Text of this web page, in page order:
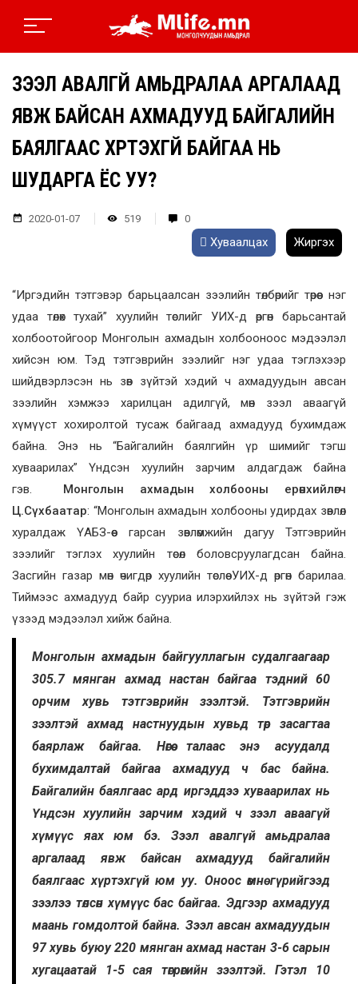
ЗЭЭЛ АВАЛГҮЙ АМЬДРАЛАА АРГАЛААД
ЯВЖ БАЙСАН АХМАДУУД БАЙГАЛИЙН
БАЯЛГААС ХҮРТЭХГҮЙ БАЙГАА НЬ
ШУДАРГА ЁС УУ?
2020-01-07 519 0
Хуваалцах Жиргэх
“Иргэдийн тэтгэвэр барьцаалсан зээлийн төлбөрийг төрөөс нэг
удаа төлөх тухай” хуулийн төслийг УИХ-д өргөн барьсантай
холбоотойгоор Монголын ахмадын холбооноос мэдээлэл
хийсэн юм. Тэд тэтгэврийн зээлийг нэг удаа тэглэхээр
шийдвэрлэсэн нь зөв зүйтэй хэдий ч ахмадуудын авсан
зээлийн хэмжээ харилцан адилгүй, мөн зээл аваагүй
хүмүүст хохиролтой тусаж байгаад ахмадууд бухимдаж
байна. Энэ нь “Байгалийн баялгийн үр шимийг тэгш
хуваарилах” Үндсэн хуулийн зарчим алдагдаж байна
гэв. Монголын ахмадын холбооны ерөнхийлөгч
Ц.Сүхбаатар: “Монголын ахмадын холбооны удирдах зөвлөл
хуралдаж ҮАБЗ-өөс гарсан зөвлөмжийн дагуу Тэтгэврийн
зээлийг тэглэх хуулийн төсөл боловсруулагдсан байна.
Засгийн газар мөн өчигдөр хуулийн төслөө УИХ-д өргөн барилаа.
Тиймээс ахмадууд байр сууриа илэрхийлэх нь зүйтэй гэж
үзээд мэдээлэл хийж байна.
Монголын ахмадын байгууллагын судалгаагаар
305.7 мянган ахмад настан байгаа тэдний 60
орчим хувь тэтгэврийн зээлтэй. Тэтгэврийн
зээлтэй ахмад настнуудын хувьд төр засагтаа
баярлаж байгаа. Нөгөө талаас энэ асуудалд
бухимдалтай байгаа ахмадууд ч бас байна.
Байгалийн баялгаас ард иргэддээ хуваарилах нь
Үндсэн хуулийн зарчим хэдий ч зээл аваагүй
хүмүүс яах юм бэ. Зээл авалгүй амьдралаа
аргалаад явж байсан ахмадууд байгалийн
баялгаас хүртэхгүй юм уу. Оноос өмнө гүрийгээд
зээлээ төлсөн хүмүүс бас байгаа. Эдгээр ахмадууд
маань гомдолтой байна. Зээл авсан ахмадуудын
97 хувь буюу 220 мянган ахмад настан 3-6 сарын
хугацаатай 1-5 сая төгрөгийн зээлтэй. Гэтэл 10